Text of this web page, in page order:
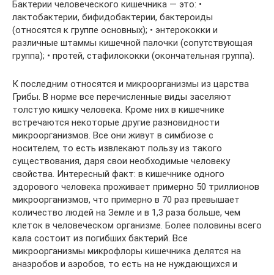
Бактерии человеческого кишечника — это: •
лактобактерии, бифидобактерии, бактероиды
(относятся к группе основных); • энтерококки и
различные штаммы кишечной палочки (сопутствующая
группа); • протей, стафилококки (окончательная группа).
К последним относятся и микроорганизмы из царства
Грибы. В норме все перечисленные виды заселяют
толстую кишку человека. Кроме них в кишечнике
встречаются некоторые другие разновидности
микроорганизмов. Все они живут в симбиозе с
носителем, то есть извлекают пользу из такого
существования, даря свои необходимые человеку
свойства. Интересный факт: в кишечнике одного
здорового человека проживает примерно 50 триллионов
микроорганизмов, что примерно в 70 раз превышает
количество людей на Земле и в 1,3 раза больше, чем
клеток в человеческом организме. Более половины всего
кала состоит из погибших бактерий. Все
микроорганизмы микрофлоры кишечника делятся на
анаэробов и аэробов, то есть на не нуждающихся и